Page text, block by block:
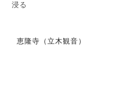
浸る
恵隆寺（立木観音）